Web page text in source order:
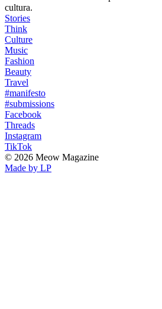
cultura.
Stories
Think
Culture
Music
Fashion
Beauty
Travel
#manifesto
#submissions
Facebook
Threads
Instagram
TikTok
© 2026 Meow Magazine
Made by LP